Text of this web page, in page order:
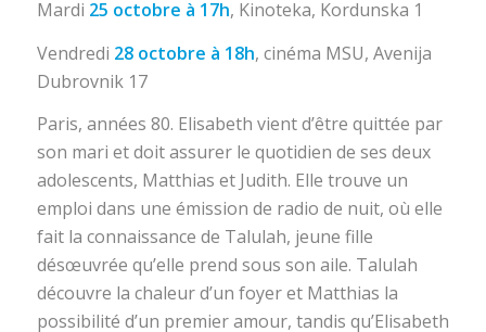
Mardi 25 octobre à 17h, Kinoteka, Kordunska 1
Vendredi 28 octobre à 18h, cinéma MSU, Avenija
Dubrovnik 17
Paris, années 80. Elisabeth vient d’être quittée par
son mari et doit assurer le quotidien de ses deux
adolescents, Matthias et Judith. Elle trouve un
emploi dans une émission de radio de nuit, où elle
fait la connaissance de Talulah, jeune fille
désœuvrée qu’elle prend sous son aile. Talulah
découvre la chaleur d’un foyer et Matthias la
possibilité d’un premier amour, tandis qu’Elisabeth